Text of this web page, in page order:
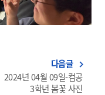
다음글 navigate_next
2024년 04월 09일-컴공
3학년 봄꽃 사진